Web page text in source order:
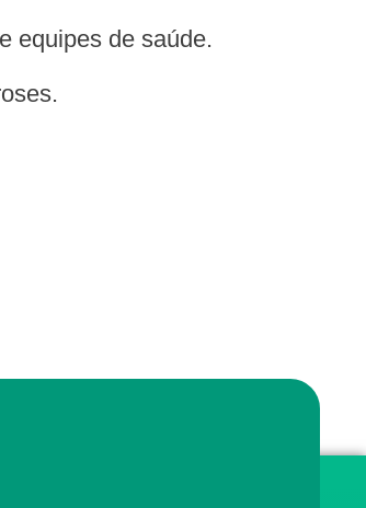
equipes de saúde.